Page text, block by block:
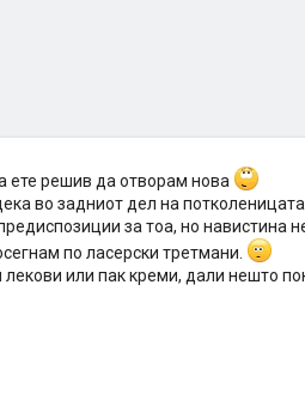
ете решив да отворам нова
во задниот дел на потколеницата
за тоа, но навистина
по ласерски третмани.
или пак креми, дали нешто